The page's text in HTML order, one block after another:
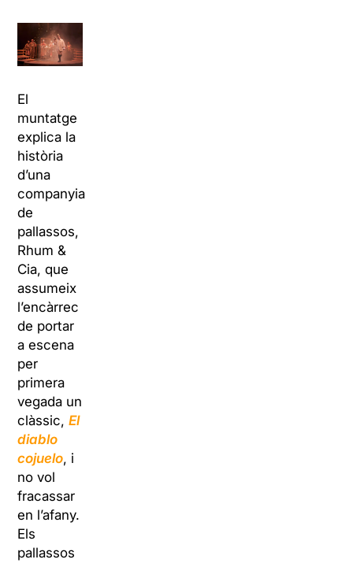
El
muntatge
explica la
història
d’una
companyia
de
pallassos,
Rhum &
Cia, que
assumeix
l’encàrrec
de portar
a escena
per
primera
vegada un
clàssic,El
diablo
cojuelo, i
no vol
fracassar
en l’afany.
Els
pallassos